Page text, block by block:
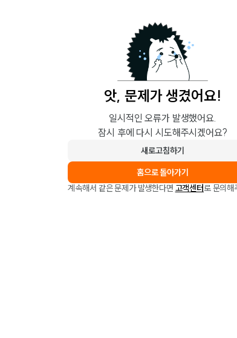
앗, 문제가 생겼어요!
일시적인 오류가 발생했어요.
잠시 후에 다시 시도해주시겠어요?
새로고침하기
홈으로 돌아가기
계속해서 같은 문제가 발생한다면 고객센터로 문의해